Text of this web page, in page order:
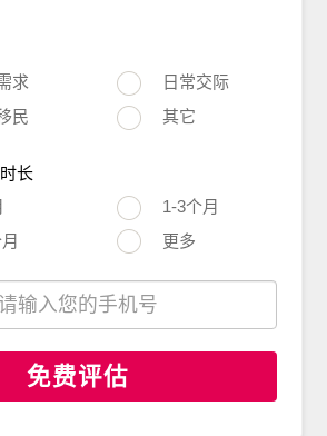
求
日常交际
民
其它
长
1-3个月
更多
免费评估